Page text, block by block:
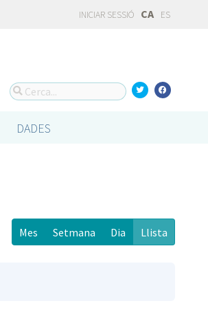
INICIAR SESSIÓ CA ES
DADES
Mes Setmana Dia Llista